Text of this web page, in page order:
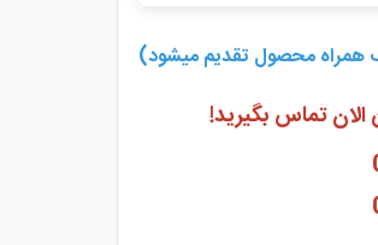
همراه محصول تقدیم میشود)
تماس بگیرید!